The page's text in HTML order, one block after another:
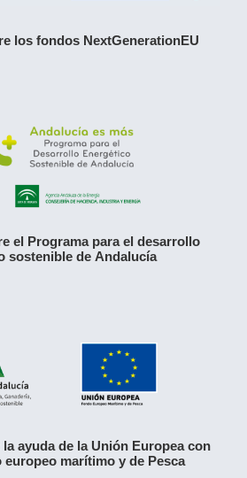
los fondos NextGenerationEU
el Programa para el desarrollo
sostenible de Andalucía
ayuda de la Unión Europea con
marítimo y de Pesca